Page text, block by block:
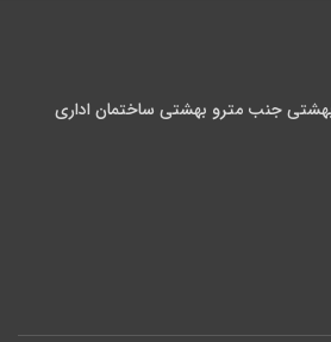
جنب مترو بهشتی ساختمان اداری